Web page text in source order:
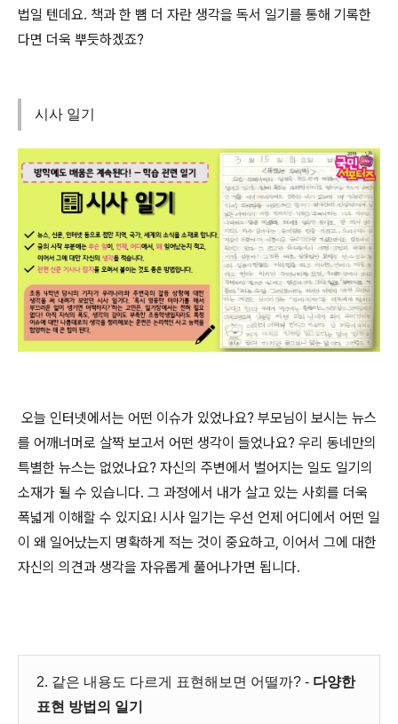
법일 텐데요. 책과 한 뼘 더 자란 생각을 독서 일기를 통해 기록한
다면 더욱 뿌듯하겠죠?
시사 일기
오늘 인터넷에서는 어떤 이슈가 있었나요? 부모님이 보시는 뉴스
를 어깨너머로 살짝 보고서 어떤 생각이 들었나요? 우리 동네만의
특별한 뉴스는 없었나요? 자신의 주변에서 벌어지는 일도 일기의
소재가 될 수 있습니다. 그 과정에서 내가 살고 있는 사회를 더욱
폭넓게 이해할 수 있지요! 시사 일기는 우선 언제 어디에서 어떤 일
이 왜 일어났는지 명확하게 적는 것이 중요하고, 이어서 그에 대한
자신의 의견과 생각을 자유롭게 풀어나가면 됩니다.
2. 같은 내용도 다르게 표현해보면 어떨까? - 다양한
표현 방법의 일기